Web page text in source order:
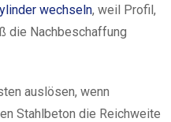
wechseln, weil Profil,
die Nachbeschaffung
auslösen, wenn
Stahlbeton die Reichweite